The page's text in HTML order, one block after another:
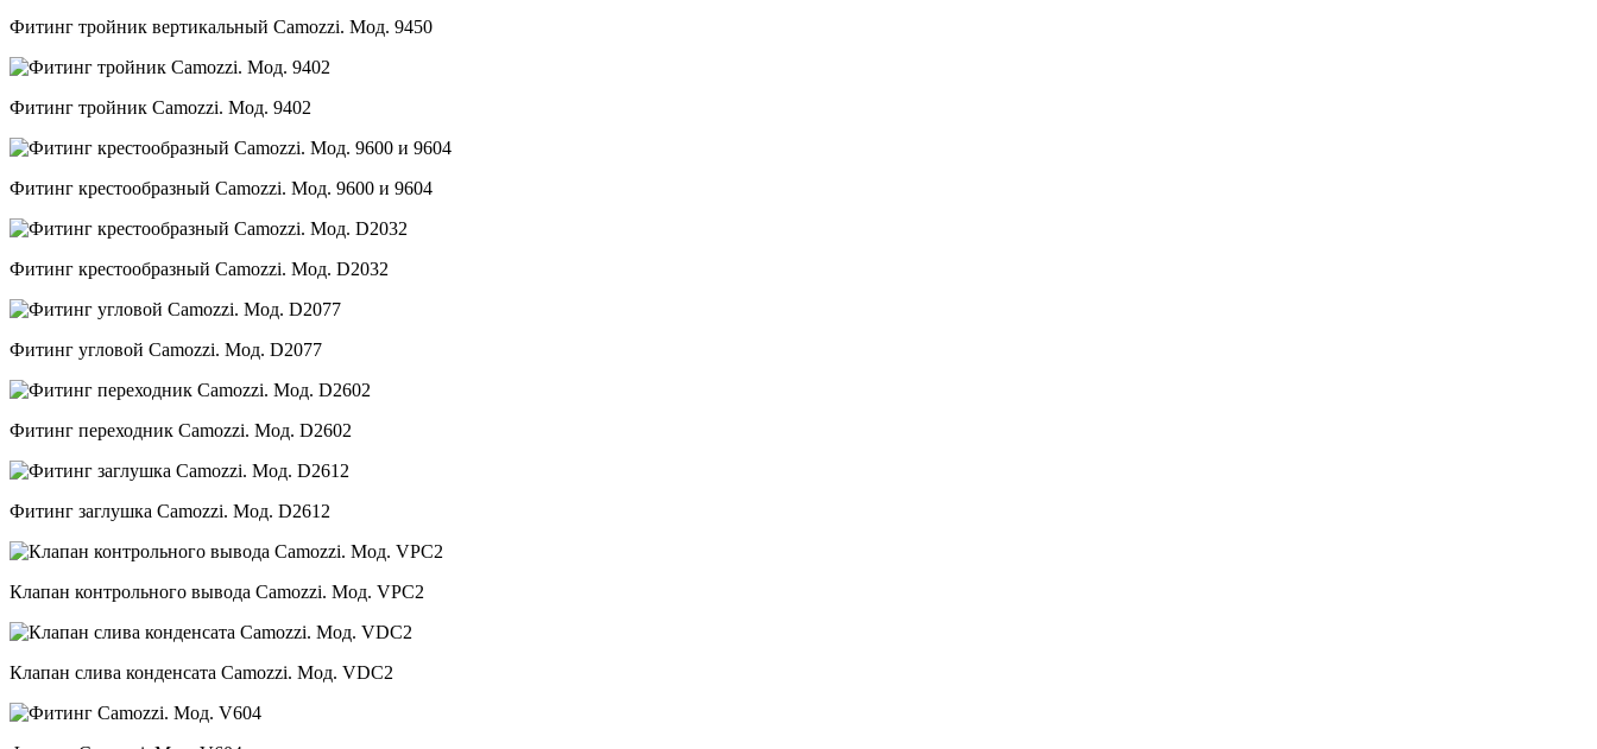
Фитинг тройник вертикальный Camozzi. Мод. 9450
Фитинг тройник Camozzi. Мод. 9402
Фитинг крестообразный Camozzi. Мод. 9600 и 9604
Фитинг крестообразный Camozzi. Мод. D2032
Фитинг угловой Camozzi. Мод. D2077
Фитинг переходник Camozzi. Мод. D2602
Фитинг заглушка Camozzi. Мод. D2612
Клапан контрольного вывода Camozzi. Мод. VPC2
Клапан слива конденсата Camozzi. Мод. VDC2